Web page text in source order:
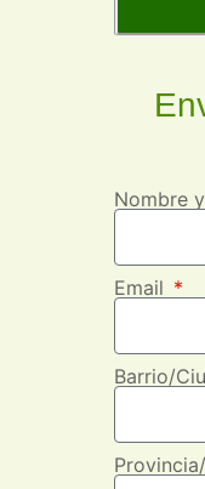
Nombre
Email
Barrio/